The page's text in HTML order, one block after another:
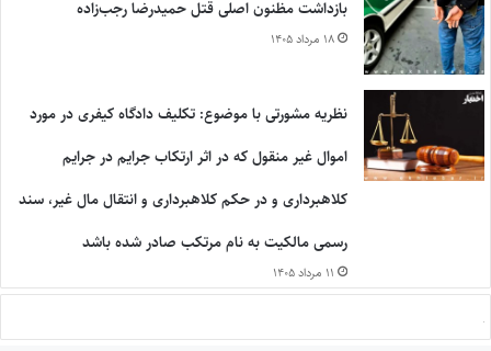
بازداشت مظنون اصلی قتل حمیدرضا رجب‌زاده
۱۸ مرداد ۱۴۰۵
نظریه مشورتی با موضوع: تکلیف دادگاه کیفری در مورد
اموال غیر منقول که در اثر ارتکاب جرایم در جرایم
کلاهبرداری و در حکم کلاهبرداری و انتقال مال غیر، سند
رسمی مالکیت به نام مرتکب صادر شده باشد
۱۱ مرداد ۱۴۰۵